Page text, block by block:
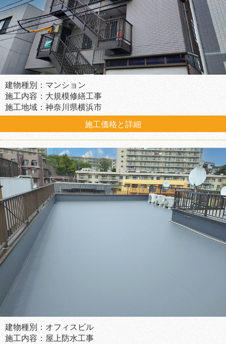
建物種別：マンション
施工内容：大規模修繕工事
施工地域：神奈川県横浜市
施工価格と詳細
建物種別：オフィスビル
施工内容：屋上防水工事